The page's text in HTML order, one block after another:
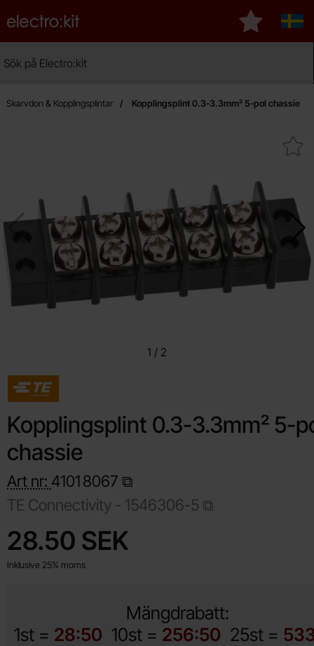
Startsidan för Electro:kit
Mina
Skarvdon & Kopplingsplintar Kopplingsplint 0.3-3.3mm² 5-pol chassie
Makera kopplingsplint 0.3-
1 / 2
Kopplingsplint 0.3-3.3mm² 5-
chassie
Art nr: 41018067
TE Connectivity - 1546306-5
pris
28.50 SEK
Inklusive 25% moms
Mängdrabatt:
1st = 28:50 10st = 256:50 25st =